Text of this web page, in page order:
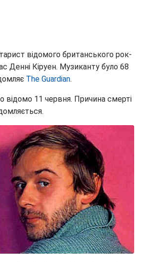
відомого британського рок-
Денні Кіруен. Музиканту було 68
The Guardian.
відомо 11 червня. Причина смерті